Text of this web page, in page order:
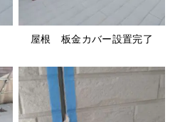
屋根 板金カバー設置完了